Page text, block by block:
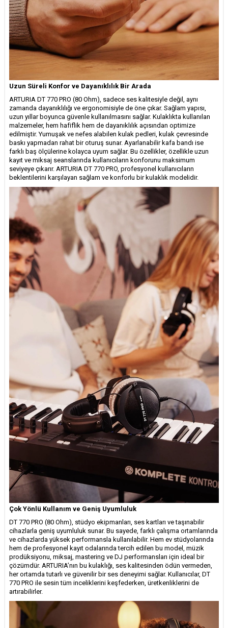
Uzun Süreli Konfor ve Dayanıklılık Bir Arada
ARTURIA DT 770 PRO (80 Ohm), sadece ses kalitesiyle değil, aynı
zamanda dayanıklılığı ve ergonomisiyle de öne çıkar. Sağlam yapısı,
uzun yıllar boyunca güvenle kullanılmasını sağlar. Kulaklıkta kullanılan
malzemeler, hem hafiflik hem de dayanıklılık açısından optimize
edilmiştir. Yumuşak ve nefes alabilen kulak pedleri, kulak çevresinde
baskı yapmadan rahat bir oturuş sunar. Ayarlanabilir kafa bandı ise
farklı baş ölçülerine kolayca uyum sağlar. Bu özellikler, özellikle uzun
kayıt ve miksaj seanslarında kullanıcıların konforunu maksimum
seviyeye çıkarır. ARTURIA DT 770 PRO, profesyonel kullanıcıların
beklentilerini karşılayan sağlam ve konforlu bir kulaklık modelidir.
Çok Yönlü Kullanım ve Geniş Uyumluluk
DT 770 PRO (80 Ohm), stüdyo ekipmanları, ses kartları ve taşınabilir
cihazlarla geniş uyumluluk sunar. Bu sayede, farklı çalışma ortamlarında
ve cihazlarda yüksek performansla kullanılabilir. Hem ev stüdyolarında
hem de profesyonel kayıt odalarında tercih edilen bu model, müzik
prodüksiyonu, miksaj, mastering ve DJ performansları için ideal bir
çözümdür. ARTURIA’nın bu kulaklığı, ses kalitesinden ödün vermeden,
her ortamda tutarlı ve güvenilir bir ses deneyimi sağlar. Kullanıcılar, DT
770 PRO ile sesin tüm inceliklerini keşfederken, üretkenliklerini de
artırabilirler.